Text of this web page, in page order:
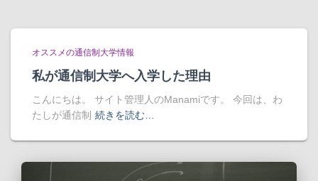
オススメの通信制大学情報
私が通信制大学へ入学した理由
こんにちは。 サイト管理人のManamiです。 今回は、わ
たしが通信制 続きを読む…